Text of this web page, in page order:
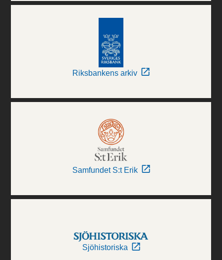
Riksbankens arkiv
Samfundet S:t Erik
Sjöhistoriska